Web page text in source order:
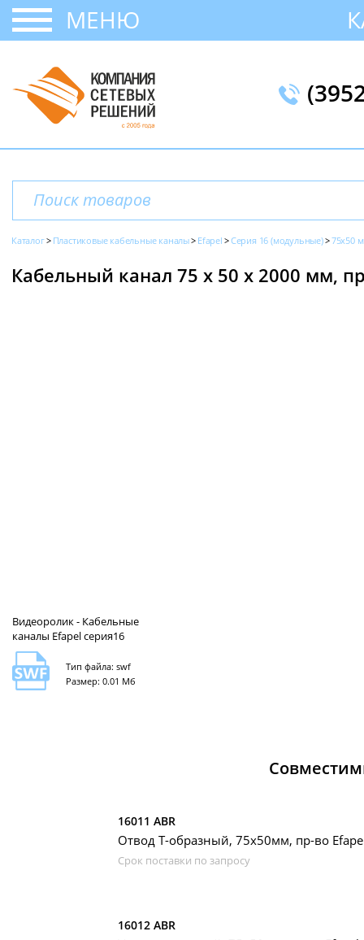
МЕНЮ
Каталог Пластиковые кабельные каналы Efapel Серия 16 (модульные) 75x50
Кабельный канал 75 х 50 x 2000 мм,
Видеоролик - Кабельные
каналы Efapel серия16
Тип файла: swf
Размер: 0.01 Мб
16011 ABR
Отвод Т-образный, 75х50мм, пр-во
Срок поставки по запросу
16012 ABR